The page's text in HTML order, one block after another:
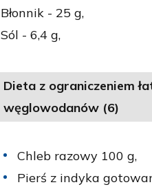
Błonnik - 25 g,
Sól - 6,4 g,
Dieta z ograniczeniem
węglowodanów (6)
Chleb razowy 100 g,
Pierś z indyka